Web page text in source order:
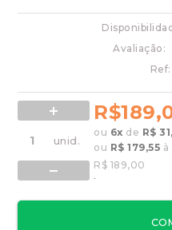
Avaliação:
ou 6x de R$
ou R$ 179,55 à
R$ 189,00
.